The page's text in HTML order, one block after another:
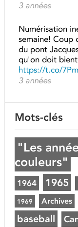
3 années
Numérisation
semaine! Coup
du pont
qu'on doit
https://t.co/
3 années
Mots-clés
"Les
couleurs"
1964 1965
1969 Archives
baseball